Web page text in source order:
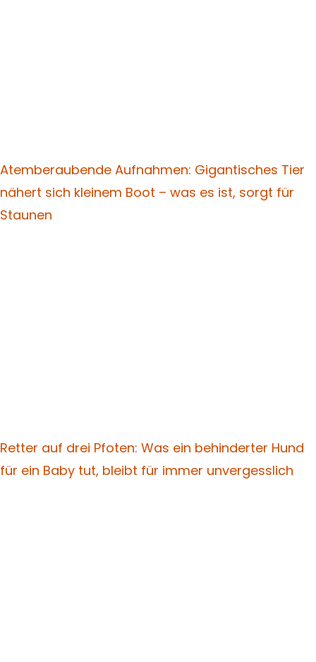
Atemberaubende Aufnahmen: Gigantisches Tier
nähert sich kleinem Boot – was es ist, sorgt für
Staunen
Retter auf drei Pfoten: Was ein behinderter Hund
für ein Baby tut, bleibt für immer unvergesslich